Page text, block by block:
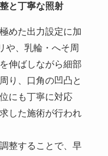
と丁寧な照射
めた出力設定に加
や、乳輪・へそ周
伸ばしながら細部
り、口角の凹凸と
にも丁寧に対応
した施術が行われ
整することで、早